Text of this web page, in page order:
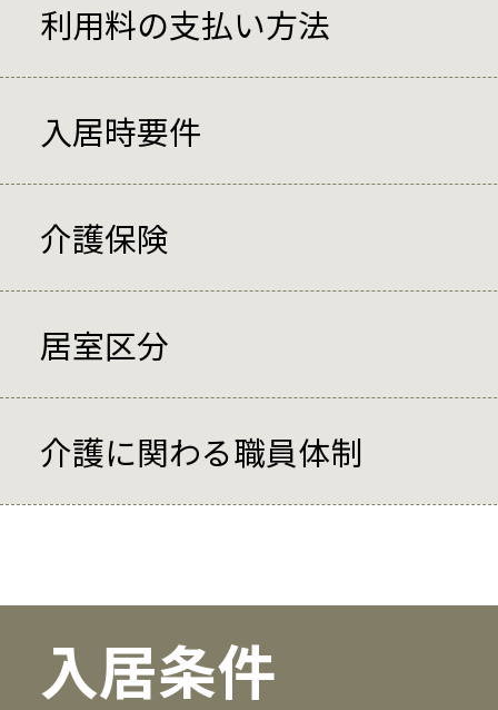
利用料の支払い方法
入居時要件
介護保険
居室区分
介護に関わる職員体制
入居条件